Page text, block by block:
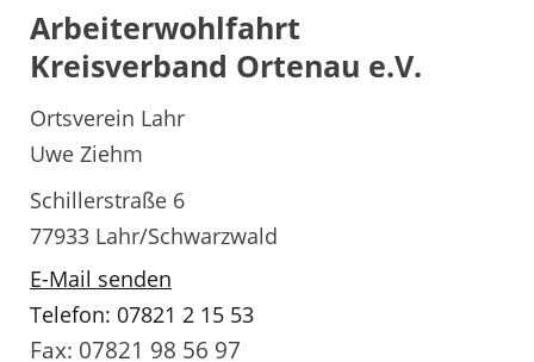
Arbeiterwohlfahrt
Kreisverband Ortenau e.V.
Ortsverein Lahr
Uwe Ziehm
Schillerstraße 6
77933 Lahr/Schwarzwald
E-Mail senden
Telefon: 07821 2 15 53
Fax: 07821 98 56 97